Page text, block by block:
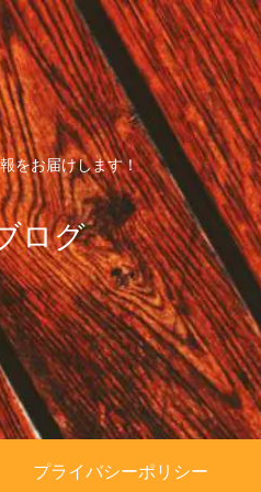
をお届けします！
ログ
プライバシーポリシー